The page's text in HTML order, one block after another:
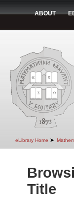
ABOUT
eLibrary Home ➤
Title